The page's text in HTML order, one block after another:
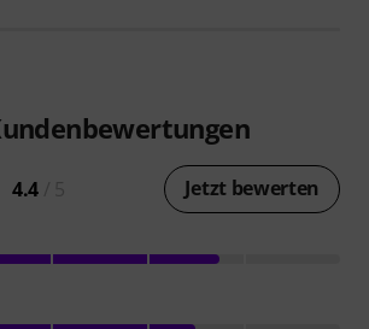
4.4 Jetzt bewerten